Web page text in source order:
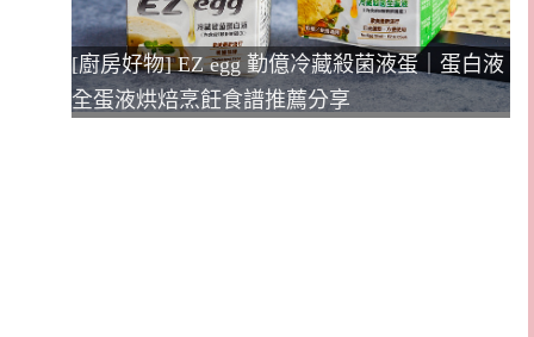
[廚房好物] EZ egg 勤億冷藏殺菌液蛋｜蛋白液
全蛋液烘焙烹飪食譜推薦分享